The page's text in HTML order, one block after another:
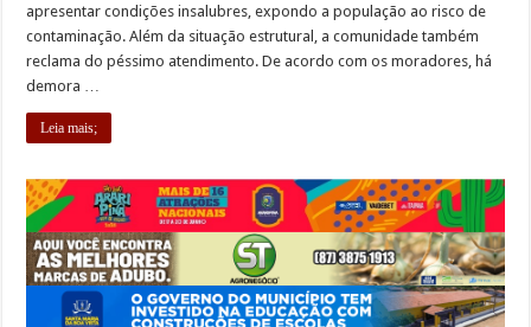
apresentar condições insalubres, expondo a população ao risco de
contaminação. Além da situação estrutural, a comunidade também
reclama do péssimo atendimento. De acordo com os moradores, há
demora …
Leia mais;